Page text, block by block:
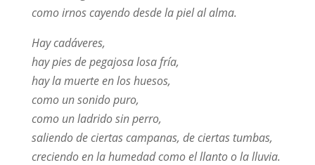
como irnos cayendo desde la piel al alma.
Hay cadáveres,
hay pies de pegajosa losa fría,
hay la muerte en los huesos,
como un sonido puro,
como un ladrido sin perro,
saliendo de ciertas campanas, de ciertas tumbas,
creciendo en la humedad como el llanto o la lluvia.